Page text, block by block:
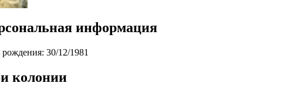
информация
рождения: 30/12/1981
колонии